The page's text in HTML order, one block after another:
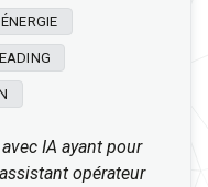
ÉNERGIE
IA ayant pour
opérateur